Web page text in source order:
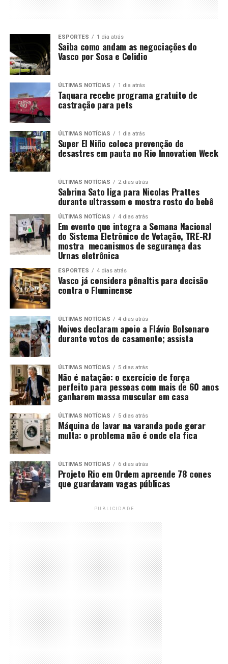
ESPORTES 1 dia atrás
Saiba como andam as negociações do
Vasco por Sosa e Colidio
ÚLTIMAS NOTÍCIAS 1 dia atrás
Taquara recebe programa gratuito de
castração para pets
ÚLTIMAS NOTÍCIAS 1 dia atrás
Super El Niño coloca prevenção de
desastres em pauta no Rio Innovation Week
ÚLTIMAS NOTÍCIAS 2 dias atrás
Sabrina Sato liga para Nicolas Prattes
durante ultrassom e mostra rosto do bebê
ÚLTIMAS NOTÍCIAS 4 dias atrás
Em evento que integra a Semana Nacional
do Sistema Eletrônico de Votação, TRE-RJ
mostra mecanismos de segurança das
Urnas eletrônica
ESPORTES 4 dias atrás
Vasco já considera pênaltis para decisão
contra o Fluminense
ÚLTIMAS NOTÍCIAS 4 dias atrás
Noivos declaram apoio a Flávio Bolsonaro
durante votos de casamento; assista
ÚLTIMAS NOTÍCIAS 5 dias atrás
Não é natação: o exercício de força
perfeito para pessoas com mais de 60 anos
ganharem massa muscular em casa
ÚLTIMAS NOTÍCIAS 5 dias atrás
Máquina de lavar na varanda pode gerar
multa: o problema não é onde ela fica
ÚLTIMAS NOTÍCIAS 6 dias atrás
Projeto Rio em Ordem apreende 78 cones
que guardavam vagas públicas
PUBLICIDADE